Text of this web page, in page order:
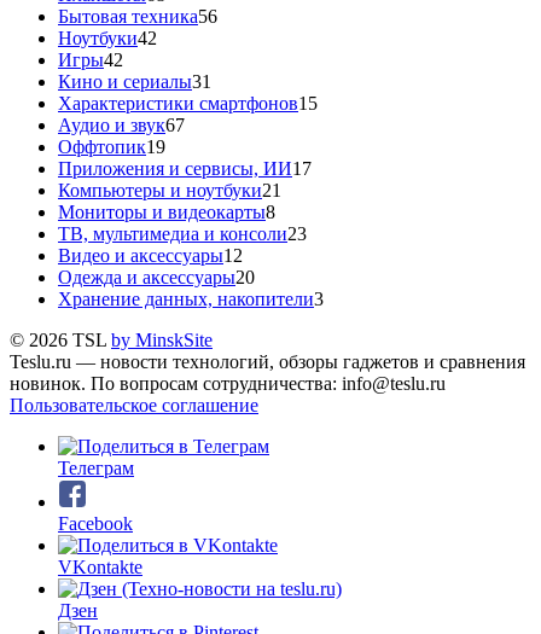
Бытовая техника56
Ноутбуки42
Игры42
Кино и сериалы31
Характеристики смартфонов15
Аудио и звук67
Оффтопик19
Приложения и сервисы, ИИ17
Компьютеры и ноутбуки21
Мониторы и видеокарты8
ТВ, мультимедиа и консоли23
Видео и аксессуары12
Одежда и аксессуары20
Хранение данных, накопители3
© 2026 TSL by MinskSite
Teslu.ru — новости технологий, обзоры гаджетов и сравнения
новинок. По вопросам сотрудничества: info@teslu.ru
Пользовательское соглашение
Телеграм
Facebook
VKontakte
Дзен